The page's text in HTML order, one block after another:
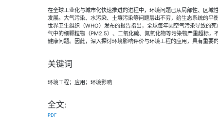
在全球工业化与城市化快速推进的进程中，环境问题已从局部性、区域
发展。大气污染、水污染、土壤污染等问题层出不穷，给生态系统的平
世界卫生组织（WHO）发布的报告指出，全球每年因空气污染导致的
气中的细颗粒物（PM2.5）、二氧化硫、氮氧化物等污染物严重超标，
健康问题。因此，深入探讨环境影响评价与环境工程的应用，具有重要
关键词
环境工程；应用；环境影响
全文:
PDF